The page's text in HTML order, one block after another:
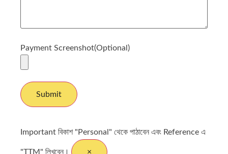
Payment Screenshot(Optional)
Important বিকাশ "Personal" থেকে পাঠাবেন এবং Reference এ
"TTM" লিখবেন। ×